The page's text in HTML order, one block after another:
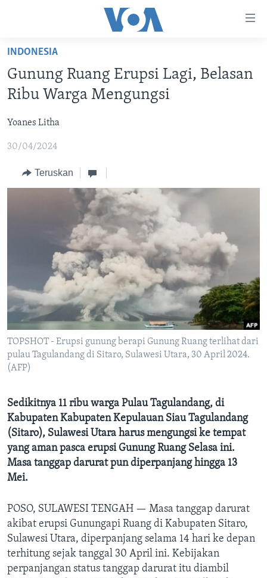
Akses
Lanjut
ke
Konten
Lanjut
ke
Utama
Lanjut
DUNIA
POLYGRAPH
DAFTAR PROGRAM
Learning English
Bahasa-bahasa
INDONESIA
Gunung Ruang Erupsi Lagi, Belasan
Ribu Warga Mengungsi
Yoanes Litha
30/04/2024
Teruskan
TOPSHOT - Erupsi gunung berapi Gunung Ruang terlihat dari
pulau Tagulandang di Sitaro, Sulawesi Utara, 30 April 2024.
(AFP)
Sedikitnya 11 ribu warga Pulau Tagulandang, di
Kabupaten Kabupaten Kepulauan Siau Tagulandang
(Sitaro), Sulawesi Utara harus mengungsi ke tempat
yang aman pasca erupsi Gunung Ruang Selasa ini.
Masa tanggap darurat pun diperpanjang hingga 13
Mei.
POSO, SULAWESI TENGAH — Masa tanggap darurat
akibat erupsi Gunungapi Ruang di Kabupaten Sitaro,
Sulawesi Utara, diperpanjang selama 14 hari ke depan
terhitung sejak tanggal 30 April ini. Kebijakan
perpanjangan status tanggap darurat itu diambil